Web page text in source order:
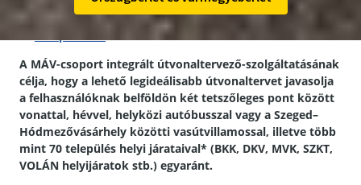
forgalmi adatait egyaránt megjelenítő szolgáltatás
weboldalon érhető el.
A MÁV-csoport integrált útvonaltervező-szolgáltatásának
célja, hogy a lehető legideálisabb útvonaltervet javasolja
a felhasználóknak belföldön két tetszőleges pont között
vonattal, hévvel, helyközi autóbusszal vagy a Szeged–
Hódmezővásárhely közötti vasútvillamossal, illetve több
mint 70 település helyi járataival* (BKK, DKV, MVK, SZKT,
VOLÁN helyijáratok stb.) egyaránt.